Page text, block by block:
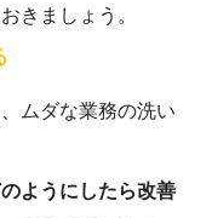
きましょう。
ムダな業務の洗い
のようにしたら改善